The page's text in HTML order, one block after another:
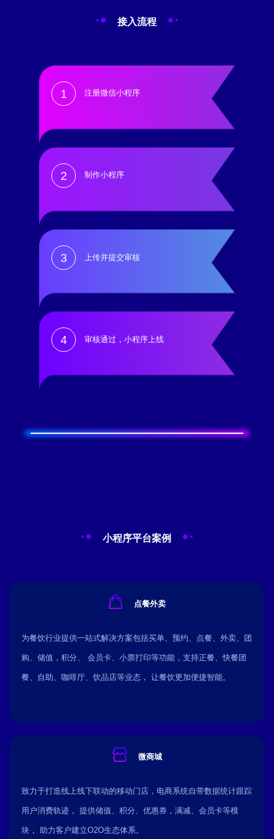
接入流程
1 注册微信小程序
2 制作小程序
3 上传并提交审核
4 审核通过，小程序上线
小程序平台案例
点餐外卖
为餐饮行业提供一站式解决方案包括买单、预约、点餐、外卖、团
购、储值，积分、 会员卡、小票打印等功能，支持正餐、快餐团
餐、自助、咖啡厅、饮品店等业态， 让餐饮更加便捷智能。
微商城
致力于打造线上线下联动的移动门店，电商系统自带数据统计跟踪
用户消费轨迹， 提供储值、积分、优惠券，满减、会员卡等模
块， 助力客户建立O2O生态体系。